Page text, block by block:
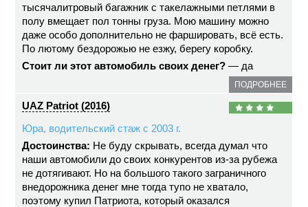
тысячалитровый багажник с такелажными петлями в
полу вмещает пол тонны груза. Мою машину можно
даже особо дополнительно не фаршировать, всё есть.
По лютому бездорожью не езжу, берегу коробку.
Стоит ли этот автомобиль своих денег? — да
ПОДРОБНЕЕ
UAZ Patriot (2016)
Юра, водительский стаж с 2003 г.
Достоинства: Не буду скрывать, всегда думал что
наши автомобили до своих конкурентов из-за рубежа
не дотягивают. Но на большого такого заграничного
внедорожника денег мне тогда тупо не хватало,
поэтому купил Патриота, который оказался